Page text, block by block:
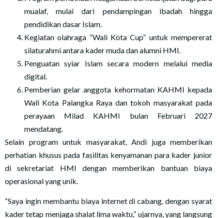
mualaf, mulai dari pendampingan ibadah hingga
pendidikan dasar Islam.
Kegiatan olahraga “Wali Kota Cup” untuk mempererat
silaturahmi antara kader muda dan alumni HMI.
Penguatan syiar Islam secara modern melalui media
digital.
Pemberian gelar anggota kehormatan KAHMI kepada
Wali Kota Palangka Raya dan tokoh masyarakat pada
perayaan Milad KAHMI bulan Februari 2027
mendatang.
Selain program untuk masyarakat, Andi juga memberikan
perhatian khusus pada fasilitas kenyamanan para kader junior
di sekretariat HMI dengan memberikan bantuan biaya
operasional yang unik.
“Saya ingin membantu biaya internet di cabang, dengan syarat
kader tetap menjaga shalat lima waktu,” ujarnya, yang langsung